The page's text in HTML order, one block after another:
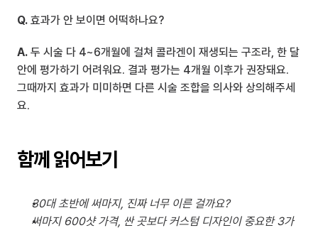
Q. 효과가 안 보이면 어떡하나요?
A. 두 시술 다 4~6개월에 걸쳐 콜라겐이 재생되는 구조라, 한 달
안에 평가하기 어려워요. 결과 평가는 4개월 이후가 권장돼요.
그때까지 효과가 미미하면 다른 시술 조합을 의사와 상의해주세
요.
함께 읽어보기
30대 초반에 써마지, 진짜 너무 이른 걸까요?
써마지 600샷 가격, 싼 곳보다 커스텀 디자인이 중요한 3가